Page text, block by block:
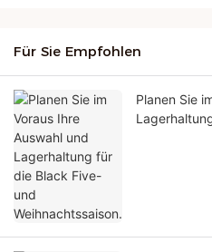
Für Sie Empfohlen
Planen Sie